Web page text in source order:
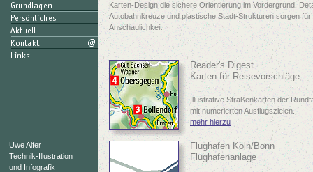
Uwe Alfer
Technik-Illustration
und Infografik
Karten-Design die sichere Orientierung im Vordergrund.
Autobahnkreuze und plastische Stadt-Strukturen sorgen für
Anschaulichkeit.
Reader's Digest
Karten für Reisevorschläge
Illustrative Straßenkarten der
mit numerierten Ausflugszielen...
mehr hierzu
Flughafen Köln/Bonn
Flughafenanlage